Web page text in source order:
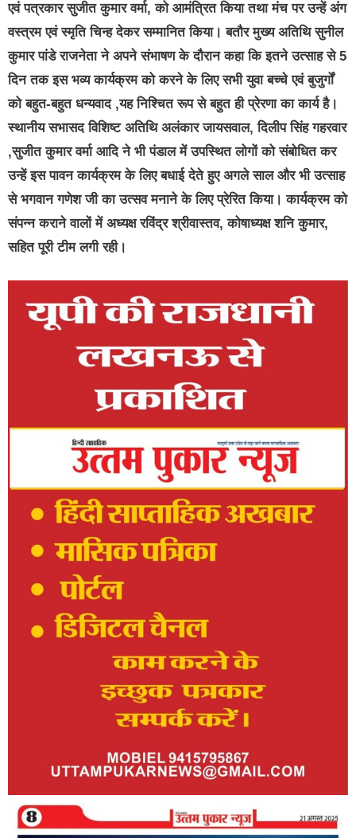
एवं पत्रकार सुजीत कुमार वर्मा, को आमंत्रित किया तथा मंच पर उन्हें अंग
वस्त्रम एवं स्मृति चिन्ह देकर सम्मानित किया। बतौर मुख्य अतिथि सुनील
कुमार पांडे राजनेता ने अपने संभाषण के दौरान कहा कि इतने उत्साह से 5
दिन तक इस भव्य कार्यक्रम को करने के लिए सभी युवा बच्चे एवं बुजुर्गों
को बहुत-बहुत धन्यवाद ,यह निश्चित रूप से बहुत ही प्रेरणा का कार्य है।
स्थानीय सभासद विशिष्ट अतिथि अलंकार जायसवाल, दिलीप सिंह गहरवार
,सुजीत कुमार वर्मा आदि ने भी पंडाल में उपस्थित लोगों को संबोधित कर
उन्हें इस पावन कार्यक्रम के लिए बधाई देते हुए अगले साल और भी उत्साह
से भगवान गणेश जी का उत्सव मनाने के लिए प्रेरित किया। कार्यक्रम को
संपन्न कराने वालों में अध्यक्ष रविंद्र श्रीवास्तव, कोषाध्यक्ष शनि कुमार,
सहित पूरी टीम लगी रही।